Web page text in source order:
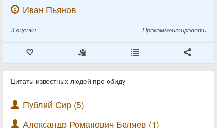
Иван Пьянов
3 оценки Прокомментировать
Цитаты известных людей про обиду
Публий Сир (5)
Александр Романович Беляев (1)